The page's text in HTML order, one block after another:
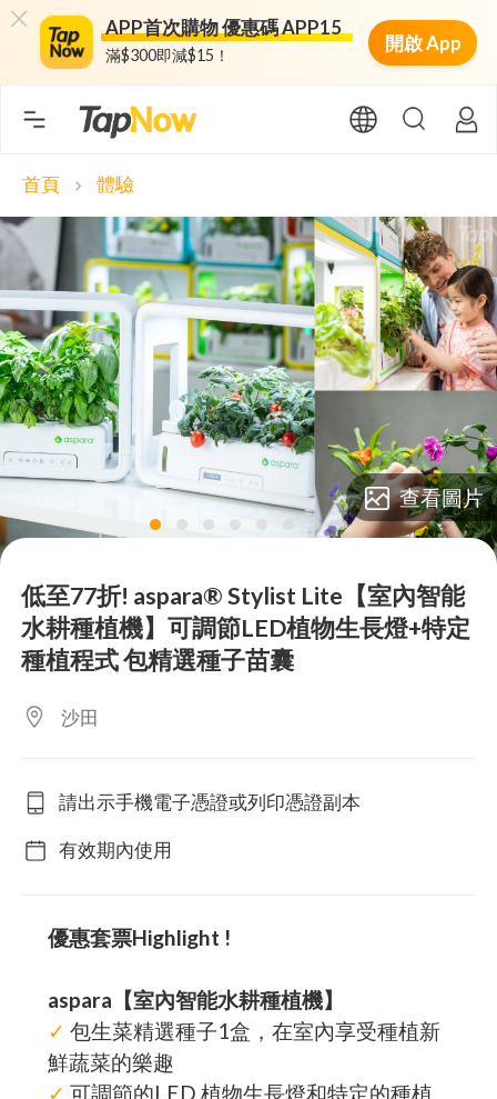
APP首次購物 優惠碼 APP15
滿$300即減$15！
開啟 App
首頁 chevron_right 體驗
lens lens lens lens lens lens
查看圖片
低至77折! aspara® Stylist Lite【室內智能
水耕種植機】可調節LED植物生長燈+特定
種植程式 包精選種子苗囊
沙田
請出示手機電子憑證或列印憑證副本
有效期內使用
優惠套票Highlight !
aspara【室內智能水耕種植機】
✓ 包生菜精選種子1盒，在室內享受種植新
鮮蔬菜的樂趣
✓ 可調節的LED 植物生長燈和特定的種植